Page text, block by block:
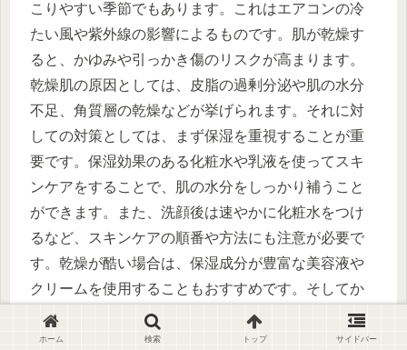
こりやすい季節でもあります。これはエアコンの冷
たい風や紫外線の影響によるものです。肌が乾燥す
ると、かゆみや引っかき傷のリスクが高まります。
乾燥肌の原因としては、皮脂の過剰分泌や肌の水分
不足、角質層の乾燥などが挙げられます。それに対
しての対策としては、まず保湿を重視することが重
要です。保湿効果のある化粧水や乳液を使ってスキ
ンケアをすることで、肌の水分をしっかり補うこと
ができます。また、洗顔後は速やかに化粧水をつけ
るなど、スキンケアの順番や方法にも注意が必要で
す。乾燥が酷い場合は、保湿成分が豊富な美容液や
クリームを使用することもおすすめです。そしてか
ゆみが出た場合は、かゆい部分を掻かずに保湿を行
い、症状が改善しない場合は専門の医師に相談する
ホーム 検索 トップ サイドバー